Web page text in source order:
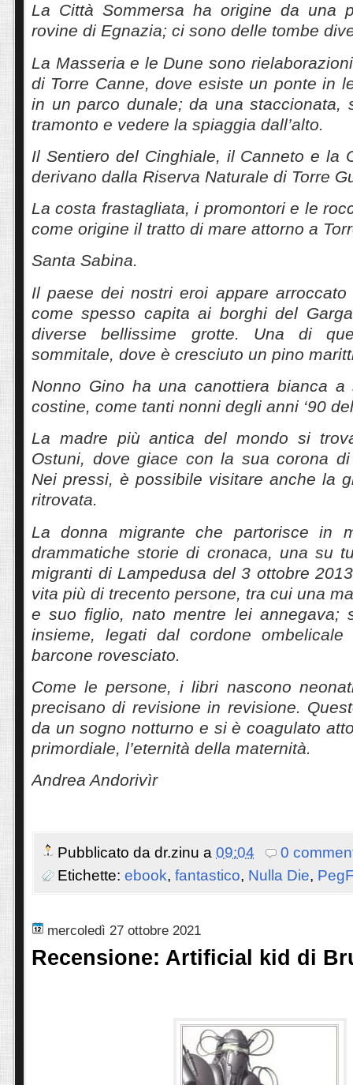
La Città Sommersa ha origine da una
rovine di Egnazia; ci sono delle tombe
La Masseria e le Dune sono
di Torre Canne, dove esiste un ponte in
in un parco dunale; da una staccionata,
tramonto e vedere la spiaggia dall’alto.
Il Sentiero del Cinghiale, il Canneto e la
derivano dalla Riserva Naturale di Torre
La costa frastagliata, i promontori e le
come origine il tratto di mare attorno a
Santa Sabina.
Il paese dei nostri eroi appare
come spesso capita ai borghi del
diverse bellissime grotte. Una di
sommitale, dove è cresciuto un pino
Nonno Gino ha una canottiera bianca a
costine, come tanti nonni degli anni ‘90
La madre più antica del mondo si
Ostuni, dove giace con la sua corona
Nei pressi, è possibile visitare anche la
ritrovata.
La donna migrante che partorisce in
drammatiche storie di cronaca, una su
migranti di Lampedusa del 3 ottobre
vita più di trecento persone, tra cui una
e suo figlio, nato mentre lei annegava;
insieme, legati dal cordone
barcone rovesciato.
Come le persone, i libri nascono
precisano di revisione in revisione.
da un sogno notturno e si è coagulato
primordiale, l’eternità della maternità.
Andrea Andorivìr
Pubblicato da dr.zinu a 09:04
0
Etichette: ebook, fantastico, Nulla Die,
mercoledì 27 ottobre 2021
Recensione: Artificial kid di